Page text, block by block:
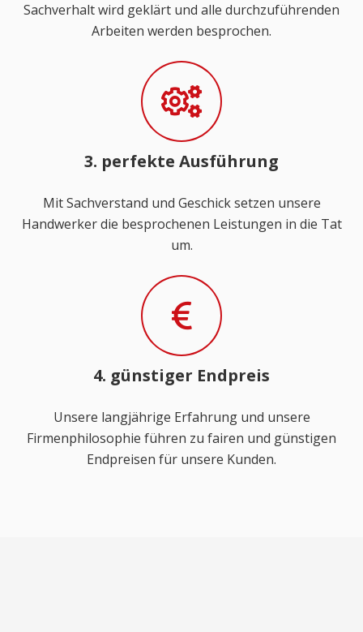
Sachverhalt wird geklärt und alle durchzuführenden
Arbeiten werden besprochen.
3. perfekte Ausführung
Mit Sachverstand und Geschick setzen unsere
Handwerker die besprochenen Leistungen in die Tat
um.
4. günstiger Endpreis
Unsere langjährige Erfahrung und unsere
Firmenphilosophie führen zu fairen und günstigen
Endpreisen für unsere Kunden.